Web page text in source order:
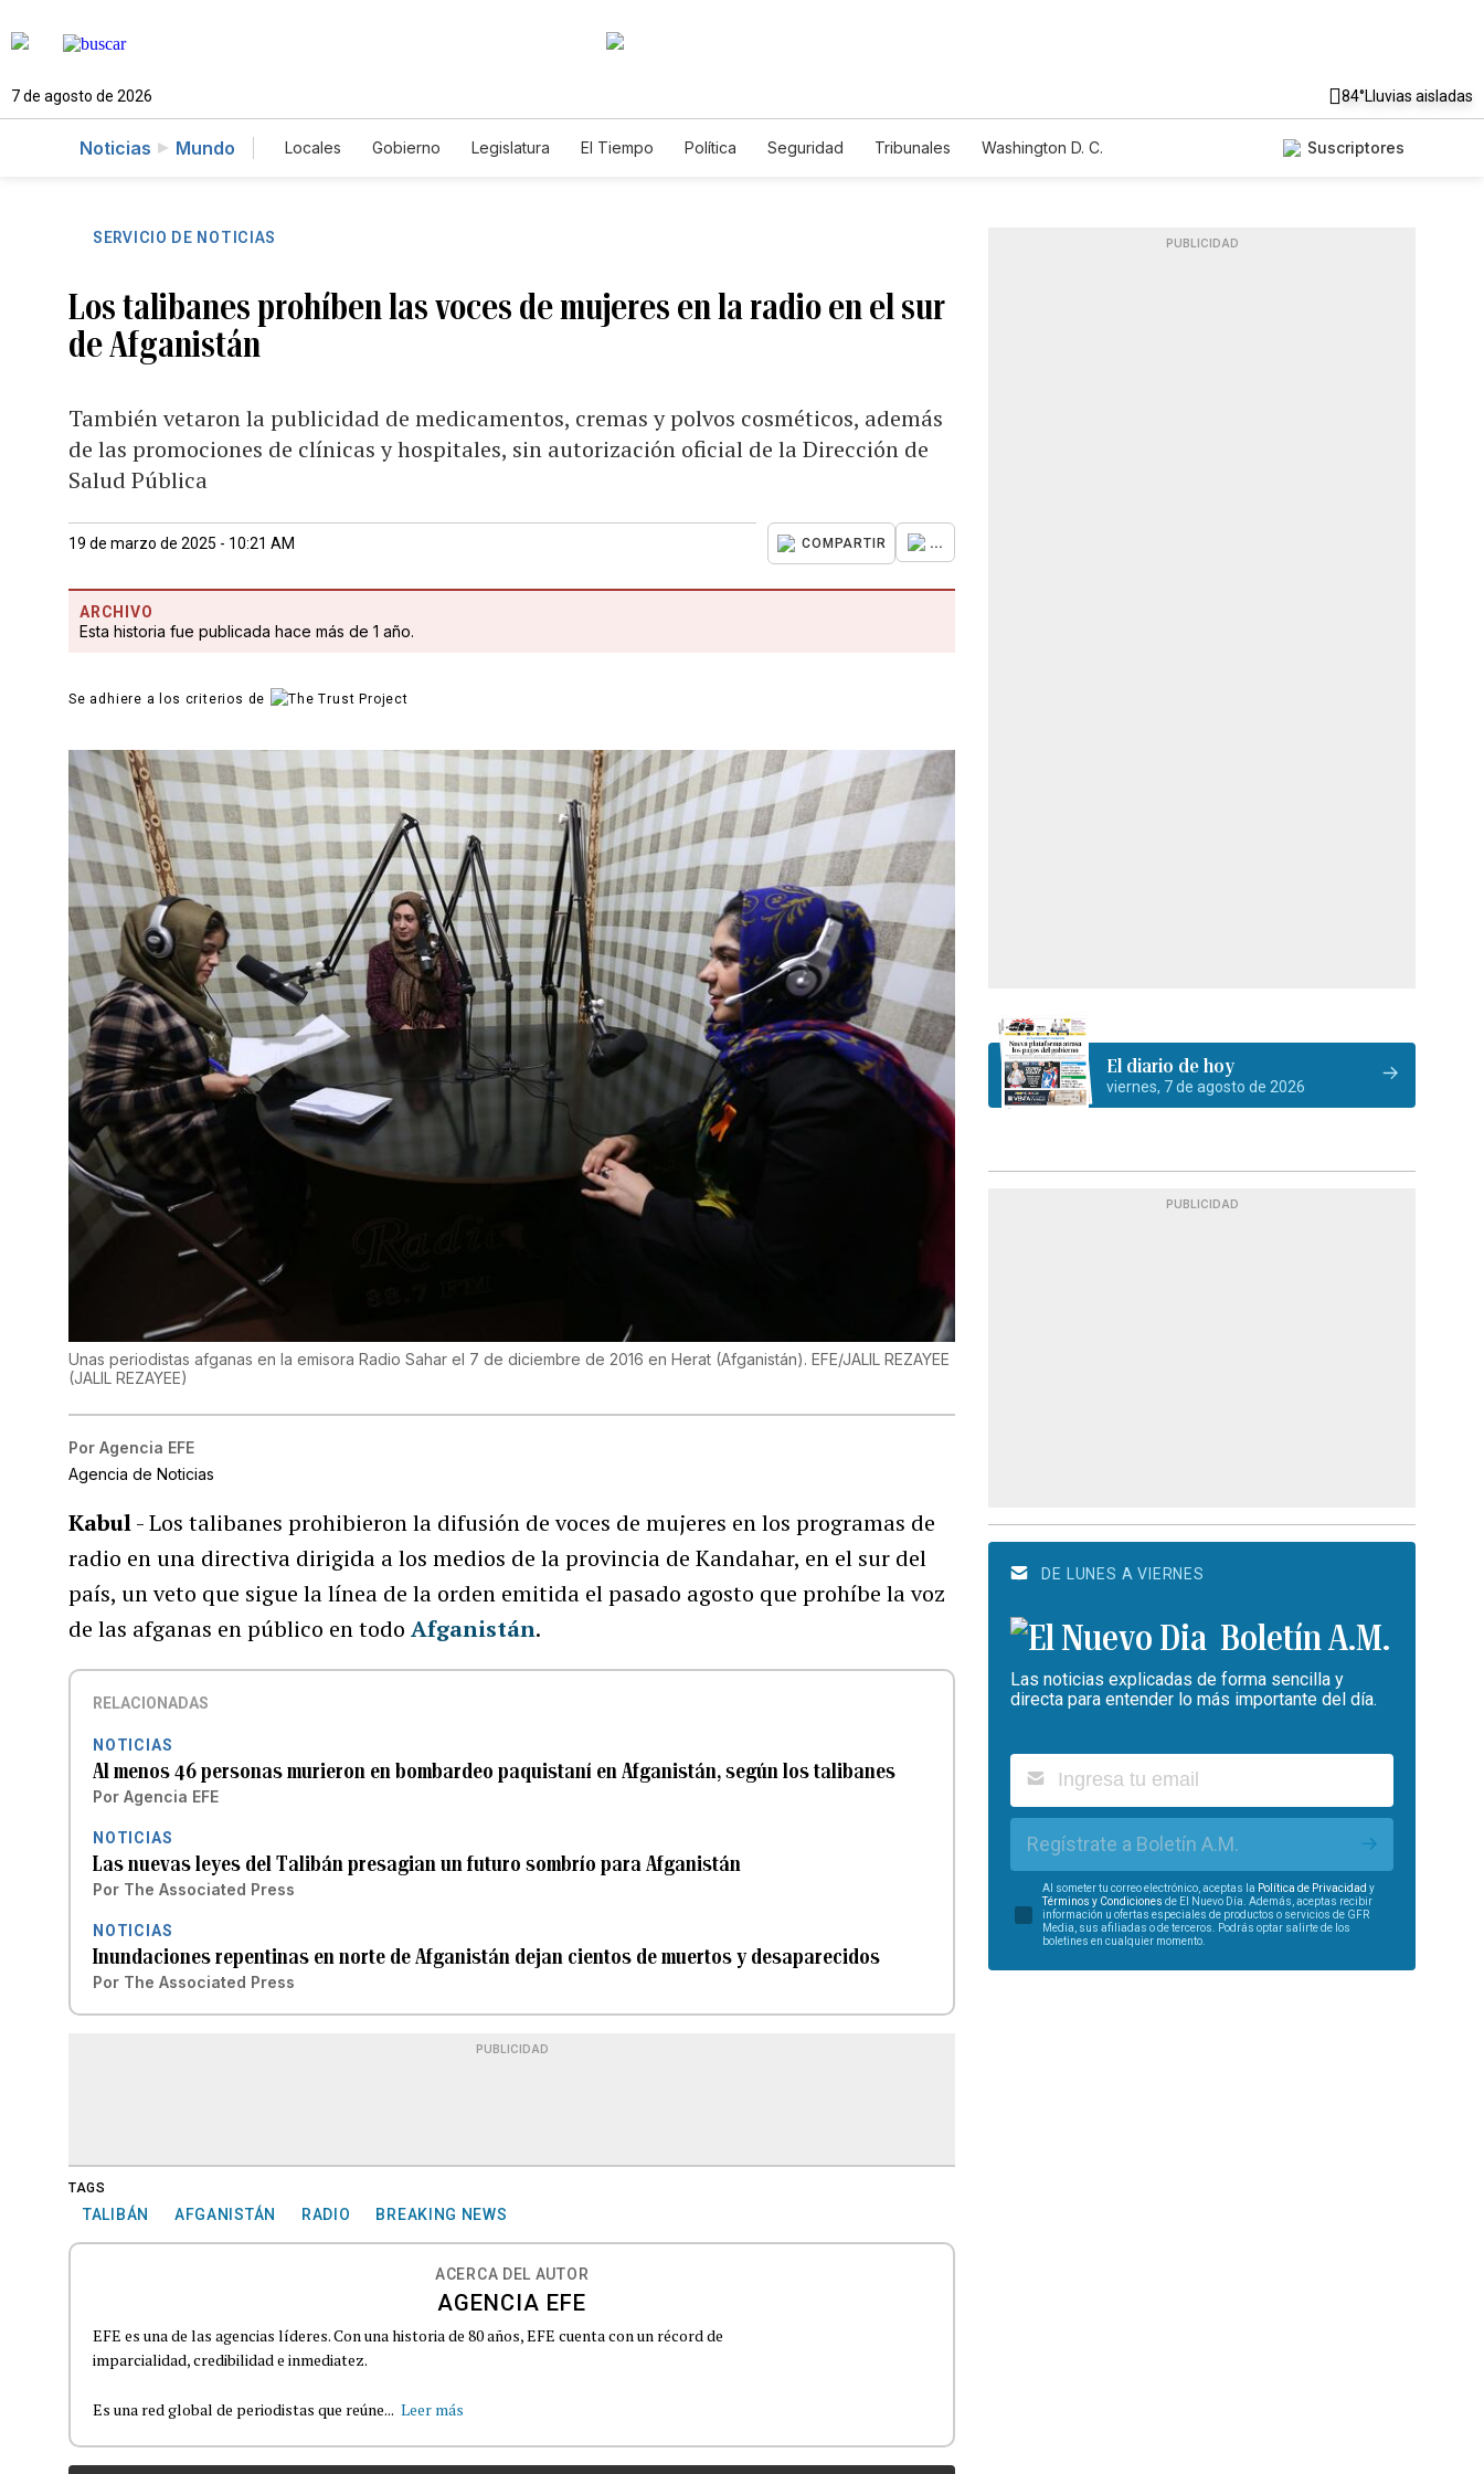
7 de agosto de 2026 84°Lluvias aisladas
Noticias Mundo Locales Gobierno Legislatura El Tiempo Política Seguridad Tribunales
Washington D. C.
Suscriptores
SERVICIO DE NOTICIAS
Los talibanes prohíben las voces de mujeres en la radio en el sur
de Afganistán
También vetaron la publicidad de medicamentos, cremas y polvos cosméticos, además
de las promociones de clínicas y hospitales, sin autorización oficial de la Dirección de
Salud Pública
19 de marzo de 2025 - 10:21 AM COMPARTIR ...
ARCHIVO
Esta historia fue publicada hace más de 1 año.
Se adhiere a los criterios de
Unas periodistas afganas en la emisora Radio Sahar el 7 de diciembre de 2016 en Herat (Afganistán). EFE/JALIL REZAYEE
(JALIL REZAYEE)
Por Agencia EFE
Agencia de Noticias
Kabul- Los talibanes prohibieron la difusión de voces de mujeres en los programas de
radio en una directiva dirigida a los medios de la provincia de Kandahar, en el sur del
país, un veto que sigue la línea de la orden emitida el pasado agosto que prohíbe la voz
de las afganas en público en todoAfganistán.
RELACIONADAS
NOTICIAS
Al menos 46 personas murieron en bombardeo paquistaní en Afganistán, según los talibanes
Por Agencia EFE
NOTICIAS
Las nuevas leyes del Talibán presagian un futuro sombrío para Afganistán
Por The Associated Press
NOTICIAS
Inundaciones repentinas en norte de Afganistán dejan cientos de muertos y desaparecidos
Por The Associated Press
PUBLICIDAD
TAGS
TALIBÁN AFGANISTÁN RADIO BREAKING NEWS
ACERCA DEL AUTOR
AGENCIA EFE
EFE es una de las agencias líderes. Con una historia de 80 años, EFE cuenta con un récord de
imparcialidad, credibilidad e inmediatez.
Es una red global de periodistas que reúne... Leer más
PUBLICIDAD
El diario de hoy
viernes, 7 de agosto de 2026
PUBLICIDAD
DE LUNES A VIERNES
Boletín A.M.
Las noticias explicadas de forma sencilla y
directa para entender lo más importante del día.
Regístrate a Boletín A.M.
Al someter tu correo electrónico, aceptas la Política de Privacidad y
Términos y Condiciones de El Nuevo Día. Además, aceptas recibir
información u ofertas especiales de productos o servicios de GFR
Media, sus afiliadas o de terceros. Podrás optar salirte de los
boletines en cualquier momento.